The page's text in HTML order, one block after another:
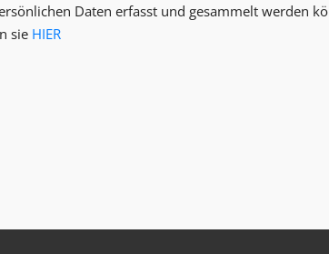
Daten erfasst und gesammelt werden
sie HIER